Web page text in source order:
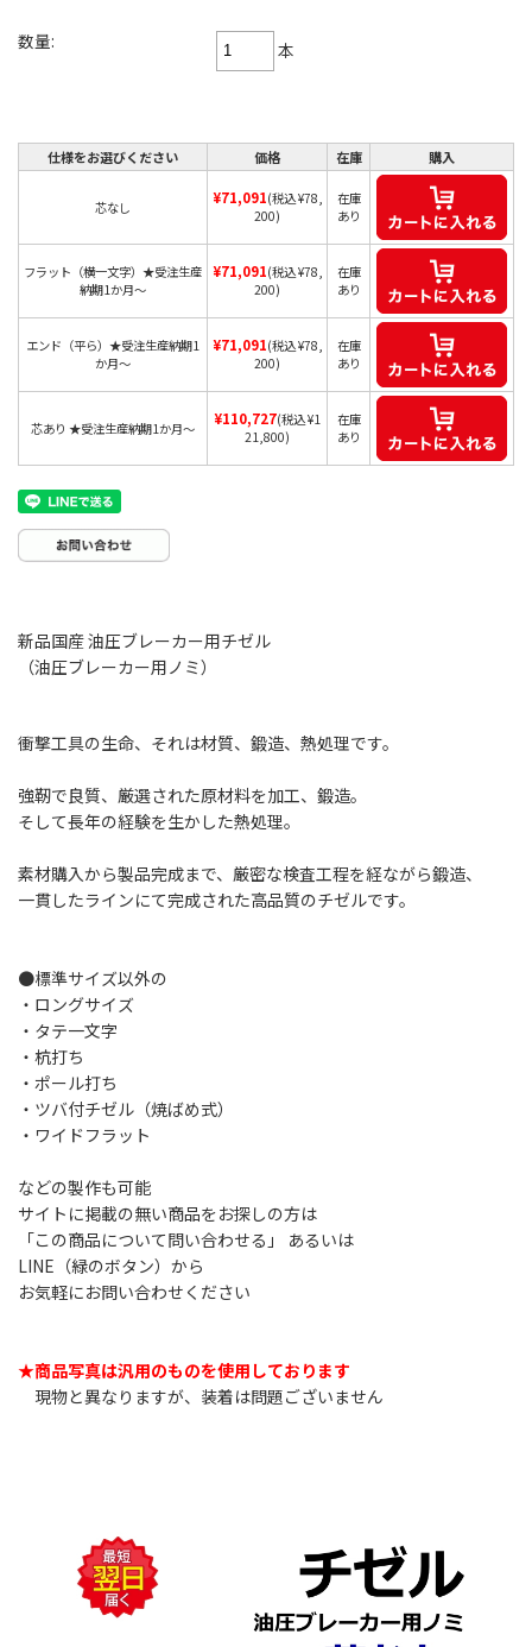
数量: 本
仕様をお選びください 価格 在庫 購入
芯なし
¥71,091(税込 ¥78,
200)
在庫
あり
フラット（横一文字）★受注生産
納期1か月～
¥71,091(税込 ¥78,
200)
在庫
あり
エンド（平ら）★受注生産納期1
か月～
¥71,091(税込 ¥78,
200)
在庫
あり
芯あり ★受注生産納期1か月～
¥110,727(税込 ¥1
21,800)
在庫
あり
新品国産 油圧ブレーカー用チゼル
（油圧ブレーカー用ノミ）
衝撃工具の生命、それは材質、鍛造、熱処理です。
強靭で良質、厳選された原材料を加工、鍛造。
そして長年の経験を生かした熱処理。
素材購入から製品完成まで、厳密な検査工程を経ながら鍛造、
一貫したラインにて完成された高品質のチゼルです。
●標準サイズ以外の
・ロングサイズ
・タテ一文字
・杭打ち
・ポール打ち
・ツバ付チゼル（焼ばめ式）
・ワイドフラット
などの製作も可能
サイトに掲載の無い商品をお探しの方は
「この商品について問い合わせる」 あるいは
LINE（緑のボタン）から
お気軽にお問い合わせください
★商品写真は汎用のものを使用しております
現物と異なりますが、装着は問題ございません